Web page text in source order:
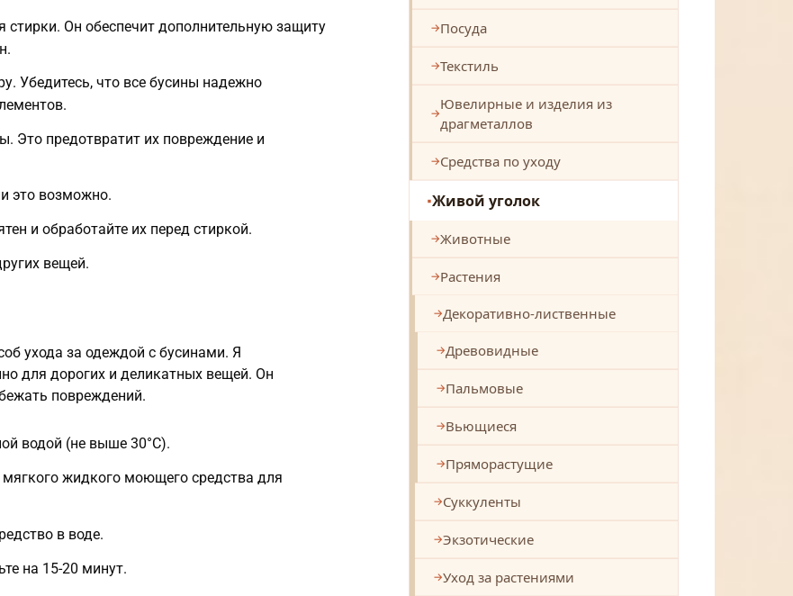
стирки. Он обеспечит дополнительную защиту
Убедитесь, что все бусины надежно
Это предотвратит их повреждение и
это возможно.
и обработайте их перед стиркой.
вещей.
ухода за одеждой с бусинами. Я
для дорогих и деликатных вещей. Он
повреждений.
водой (не выше 30°C).
жидкого моющего средства для
в воде.
на 15-20 минут.
Посуда
Текстиль
Ювелирные и изделия из
драгметаллов
Средства по уходу
Живой уголок
Животные
Растения
Декоративно-лиственные
Древовидные
Пальмовые
Вьющиеся
Пряморастущие
Суккуленты
Экзотические
Уход за растениями